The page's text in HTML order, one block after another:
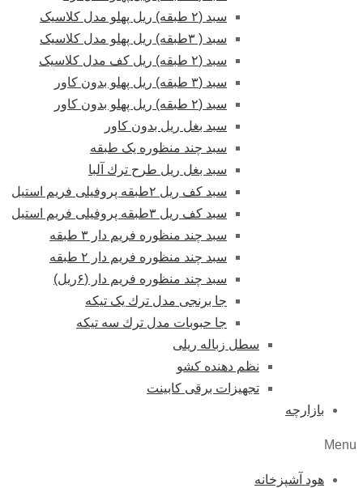
سبد (۲ طبقه) ریل پهلو مدل کلاسیک
سبد ( ۳طبقه) ریل پهلو مدل کلاسیک
سبد (۲ طبقه) ریل کف مدل کلاسیک
سبد (۳ طبقه) ریل پهلو بدون کاور
سبد (۲ طبقه) ریل پهلو بدون کاور
سبد بغل ریل بدون کاور
سبد چند منظوره یک طبقه
سبد بغل ریل طرح ترك آلبا
سبد کف ریل ۲طبقه پروفیلی فریم استیل
سبد کف ریل ۳طبقه پروفیلی فریم استیل
سبد چند منظوره فریم دار ۳ طبقه
سبد چند منظوره فریم دار ۲ طبقه
سبد چند منظوره فریم دار (۶ریل)
جا برنجی مدل ترك یک تیکه
جا حبوبات مدل ترك سه تیکه
سطل زباله ریلی
نظم دهنده کشو
تجهیزات برقی کابینت
بازارچه
Menu
هود آشپزخانه